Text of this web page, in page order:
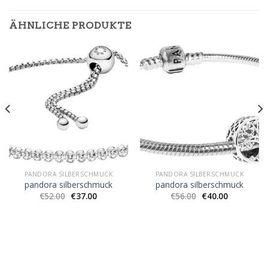
ÄHNLICHE PRODUKTE
PANDORA SILBERSCHMUCK
pandora silberschmuck
€52.00 €37.00
PANDORA SILBERSCHMUCK
pandora silberschmuck
€56.00 €40.00